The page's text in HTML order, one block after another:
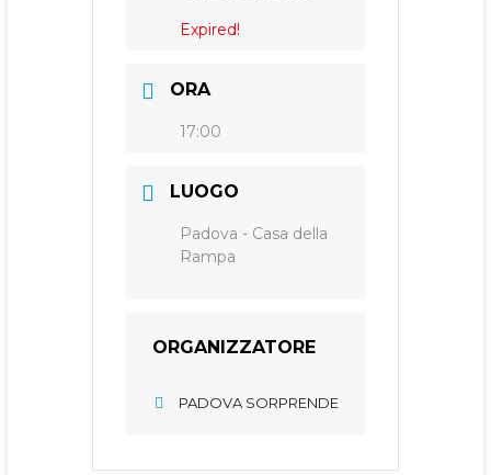
Expired!
ORA
17:00
LUOGO
Padova - Casa della
Rampa
ORGANIZZATORE
PADOVA SORPRENDE